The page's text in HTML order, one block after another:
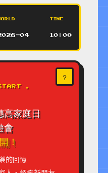
04
TIME
10:00
？
★
家庭日
會
！
的回憶